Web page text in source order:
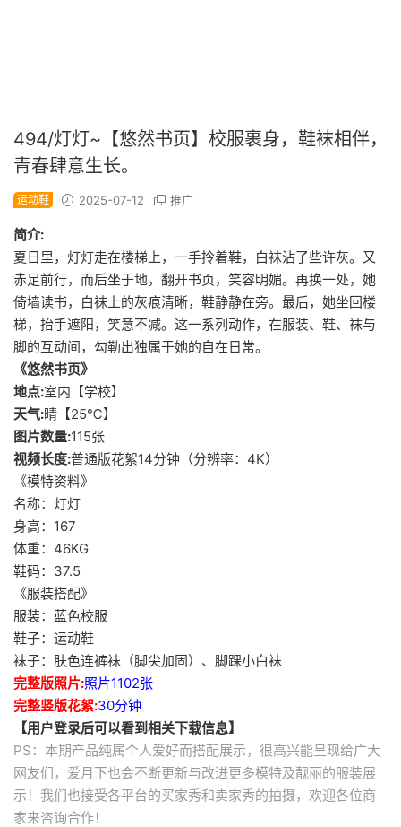
494/灯灯~【悠然书页】校服裹身，鞋袜相伴，
青春肆意生长。
运动鞋 2025-07-12 推广
简介:
夏日里，灯灯走在楼梯上，一手拎着鞋，白袜沾了些许灰。又
赤足前行，而后坐于地，翻开书页，笑容明媚。再换一处，她
倚墙读书，白袜上的灰痕清晰，鞋静静在旁。最后，她坐回楼
梯，抬手遮阳，笑意不减。这一系列动作，在服装、鞋、袜与
脚的互动间，勾勒出独属于她的自在日常。
《悠然书页》
地点:室内【学校】
天气:晴【25℃】
图片数量:115张
视频长度:普通版花絮14分钟（分辨率：4K）
《模特资料》
名称：灯灯
身高：167
体重：46KG
鞋码：37.5
《服装搭配》
服装：蓝色校服
鞋子：运动鞋
袜子：肤色连裤袜（脚尖加固）、脚踝小白袜
完整版照片:照片1102张
完整竖版花絮:30分钟
【用户登录后可以看到相关下载信息】
PS：本期产品纯属个人爱好而搭配展示，很高兴能呈现给广大
网友们，爱月下也会不断更新与改进更多模特及靓丽的服装展
示！我们也接受各平台的买家秀和卖家秀的拍摄，欢迎各位商
家来咨询合作！